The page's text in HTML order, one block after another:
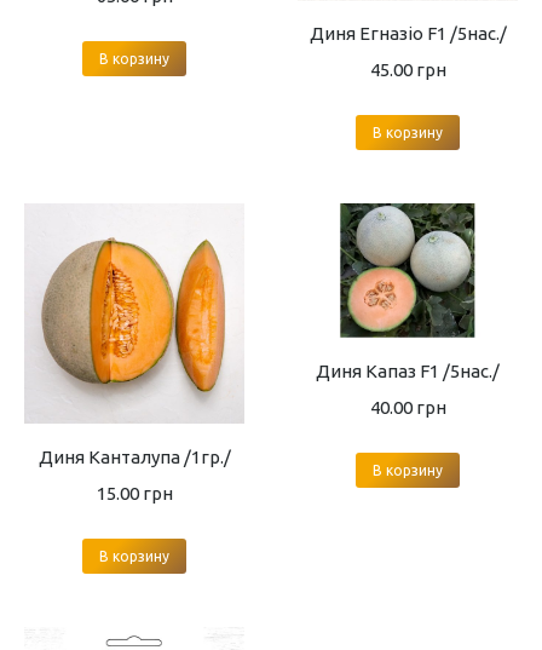
В корзину
Диня Егназіо F1 /5нас./
45.00 грн
В корзину
Диня Канталупа /1гр./
15.00 грн
В корзину
Диня Капаз F1 /5нас./
40.00 грн
В корзину